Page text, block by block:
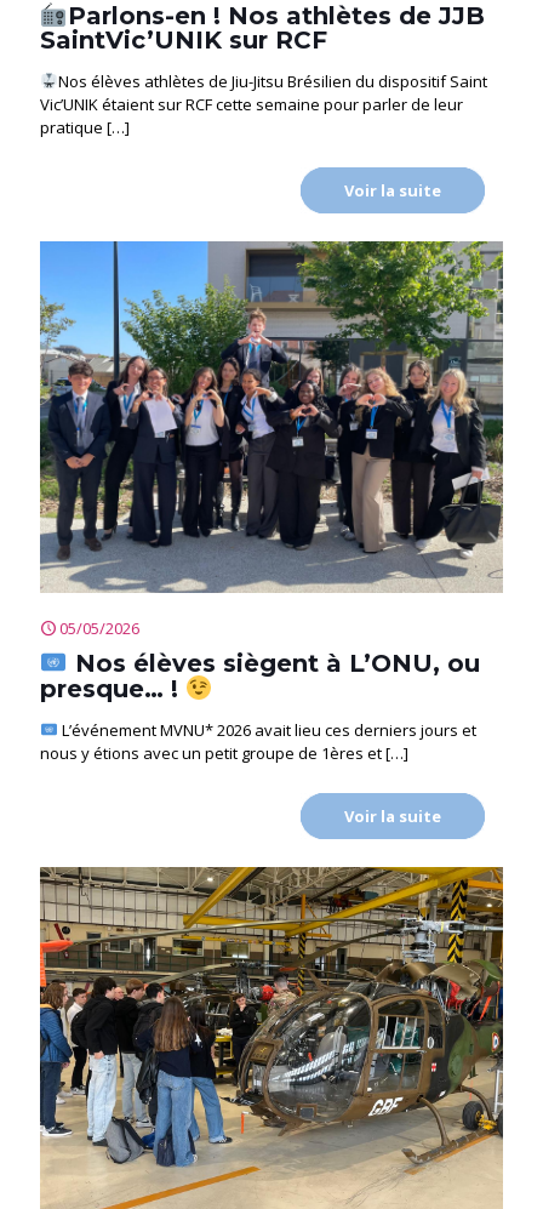
Parlons-en ! Nos athlètes de JJB
SaintVic’UNIK sur RCF
Nos élèves athlètes de Jiu-Jitsu Brésilien du dispositif Saint
Vic’UNIK étaient sur RCF cette semaine pour parler de leur
pratique […]
Voir la suite
05/05/2026
Nos élèves siègent à L’ONU, ou
presque… !
L’événement MVNU* 2026 avait lieu ces derniers jours et
nous y étions avec un petit groupe de 1ères et[…]
Voir la suite